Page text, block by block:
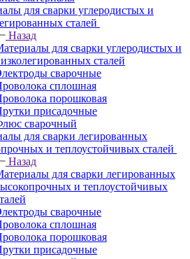
для сварки углеродистых и
сталей
Назад
для сварки углеродистых и
сталей
сварочные
сплошная
порошковая
присадочные
сварочный
для сварки легированных
и теплоустойчивых сталей
Назад
для сварки легированных
и теплоустойчивых
сварочные
сплошная
порошковая
присадочные